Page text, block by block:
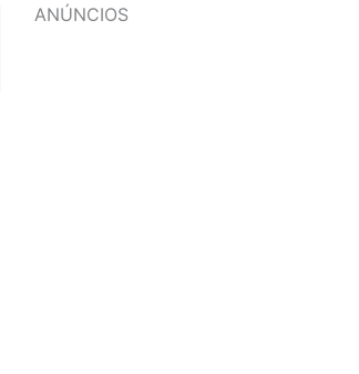
ANÚNCIOS